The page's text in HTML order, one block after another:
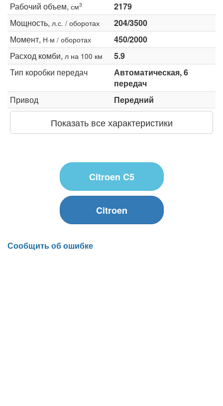
Рабочий объем, см3
2179
Мощность, л.с. / оборотах
204/3500
Момент, Н·м / оборотах
450/2000
Расход комби, л на 100 км
5.9
Тип коробки передач
Автоматическая, 6
передач
Привод
Передний
Показать все характеристики
Citroen C5
Citroen
Сообщить об ошибке